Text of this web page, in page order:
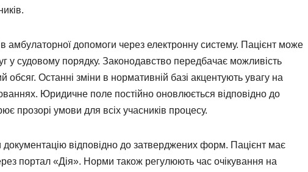
амбулаторної допомоги через електронну систему. Пацієнт може
у судовому порядку. Законодавство передбачає можливість
обсяг. Останні зміни в нормативній базі акцентують увагу на
Юридичне поле постійно оновлюється відповідно до
прозорі умови для всіх учасників процесу.
документацію відповідно до затверджених форм. Пацієнт має
портал «Дія». Норми також регулюють час очікування на